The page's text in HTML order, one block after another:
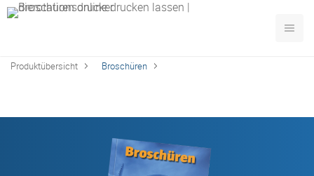
Produktübersicht Broschüren